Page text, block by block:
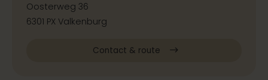
Oosterweg 36
6301 PX Valkenburg
Contact & route